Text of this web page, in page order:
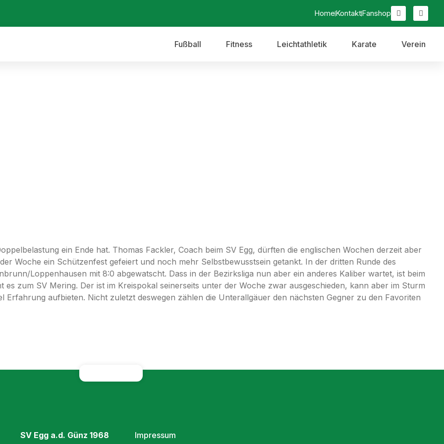
HomeKontaktFanshop
Fußball Fitness Leichtathletik Karate Verein
ein Ende hat. Thomas Fackler, Coach beim SV Egg, dürften die englischen Wochen derzeit aber
Woche ein Schützenfest gefeiert und noch mehr Selbstbewusstsein getankt. In der dritten Runde des
Loppenhausen mit 8:0 abgewatscht. Dass in der Bezirksliga nun aber ein anderes Kaliber wartet, ist beim
es zum SV Mering. Der ist im Kreispokal seinerseits unter der Woche zwar ausgeschieden, kann aber im Sturm
Erfahrung aufbieten. Nicht zuletzt deswegen zählen die Unterallgäuer den nächsten Gegner zu den Favoriten
SV Egg a.d. Günz 1968
Impressum